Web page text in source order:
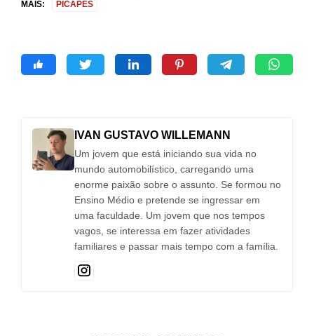
MAIS:
PICAPES
IVAN GUSTAVO WILLEMANN
Um jovem que está iniciando sua vida no
mundo automobilístico, carregando uma
enorme paixão sobre o assunto. Se formou no
Ensino Médio e pretende se ingressar em
uma faculdade. Um jovem que nos tempos
vagos, se interessa em fazer atividades
familiares e passar mais tempo com a família.